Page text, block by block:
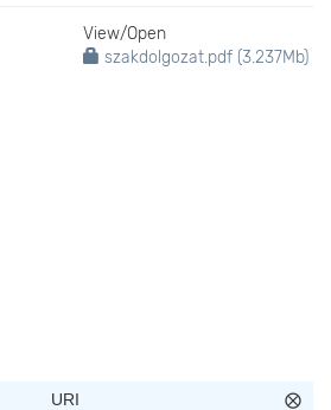
View/Open
szakdolgozat.pdf (3.237Mb)
URI